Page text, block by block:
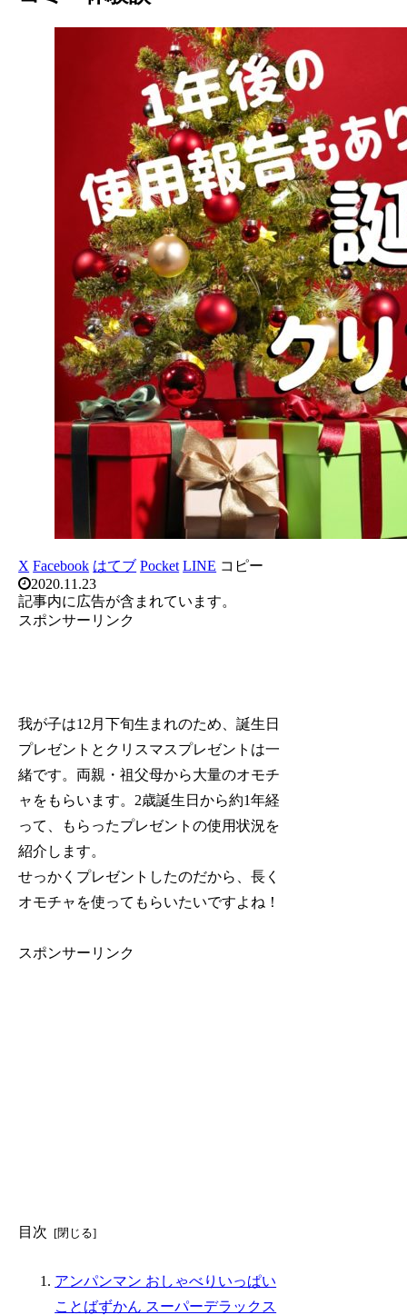
X Facebook はてブ Pocket LINE コピー
2020.11.23
記事内に広告が含まれています。
スポンサーリンク
我が子は12月下旬生まれのため、誕生日
プレゼントとクリスマスプレゼントは一
緒です。両親・祖父母から大量のオモチ
ャをもらいます。2歳誕生日から約1年経
って、もらったプレゼントの使用状況を
紹介します。
せっかくプレゼントしたのだから、長く
オモチャを使ってもらいたいですよね！
スポンサーリンク
目次
アンパンマン おしゃべりいっぱい
ことばずかん スーパーデラックス